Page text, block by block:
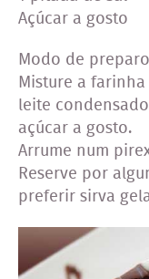
Açúcar a gosto
Modo de
Misture a
leite
açúcar a gosto.
Arrume num
Reserve por
preferir sirva